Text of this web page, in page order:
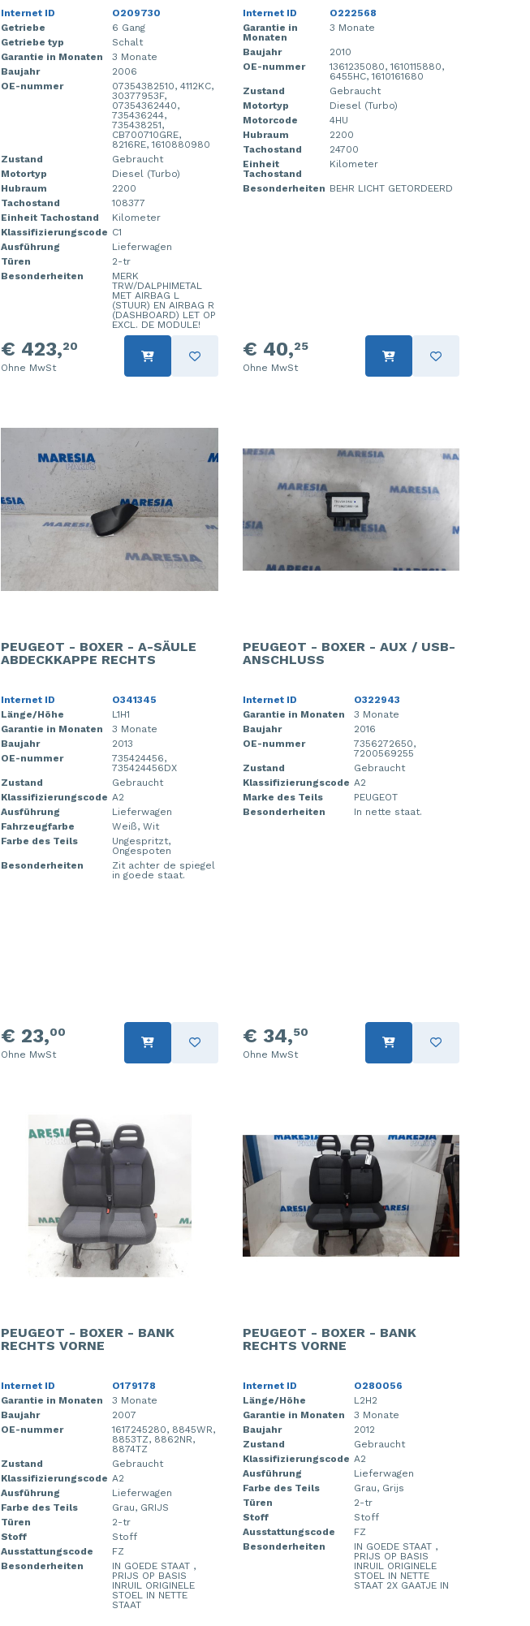
Internet ID
O209730
Getriebe
6 Gang
Getriebe typ
Schalt
Garantie in Monaten
3 Monate
Baujahr
2006
OE-nummer
07354382510, 4112KC,
30377953F,
07354362440,
735436244,
735438251,
CB700710GRE,
8216RE, 1610880980
Zustand
Gebraucht
Motortyp
Diesel (Turbo)
Hubraum
2200
Tachostand
108377
Einheit Tachostand
Kilometer
Klassifizierungscode C1
Ausführung
Lieferwagen
Türen
2-tr
Besonderheiten
MERK
TRW/DALPHIMETAL
MET AIRBAG L
(STUUR) EN AIRBAG R
(DASHBOARD) LET OP
EXCL. DE MODULE!
€ 423,20
Ohne MwSt
Internet ID
O222568
Garantie in
Monaten
3 Monate
Baujahr
2010
OE-nummer
1361235080, 1610115880,
6455HC, 1610161680
Zustand
Gebraucht
Motortyp
Diesel (Turbo)
Motorcode
4HU
Hubraum
2200
Tachostand
24700
Einheit
Tachostand
Kilometer
Besonderheiten BEHR LICHT GETORDEERD
€ 40,25
Ohne MwSt
PEUGEOT - BOXER - A-SÄULE
ABDECKKAPPE RECHTS
Internet ID
O341345
Länge/Höhe
L1H1
Garantie in Monaten
3 Monate
Baujahr
2013
OE-nummer
735424456,
735424456DX
Zustand
Gebraucht
Klassifizierungscode A2
Ausführung
Lieferwagen
Fahrzeugfarbe
Weiß, Wit
Farbe des Teils
Ungespritzt,
Ongespoten
Besonderheiten
Zit achter de spiegel
in goede staat.
€ 23,00
Ohne MwSt
PEUGEOT - BOXER - AUX / USB-
ANSCHLUSS
Internet ID
O322943
Garantie in Monaten
3 Monate
Baujahr
2016
OE-nummer
7356272650,
7200569255
Zustand
Gebraucht
Klassifizierungscode A2
Marke des Teils
PEUGEOT
Besonderheiten
In nette staat.
€ 34,50
Ohne MwSt
PEUGEOT - BOXER - BANK
RECHTS VORNE
Internet ID
O179178
Garantie in Monaten
3 Monate
Baujahr
2007
OE-nummer
1617245280, 8845WR,
8853TZ, 8862NR,
8874TZ
Zustand
Gebraucht
Klassifizierungscode A2
Ausführung
Lieferwagen
Farbe des Teils
Grau, GRIJS
Türen
2-tr
Stoff
Stoff
Ausstattungscode
FZ
Besonderheiten
IN GOEDE STAAT ,
PRIJS OP BASIS
INRUIL ORIGINELE
STOEL IN NETTE
STAAT
PEUGEOT - BOXER - BANK
RECHTS VORNE
Internet ID
O280056
Länge/Höhe
L2H2
Garantie in Monaten
3 Monate
Baujahr
2012
Zustand
Gebraucht
Klassifizierungscode A2
Ausführung
Lieferwagen
Farbe des Teils
Grau, Grijs
Türen
2-tr
Stoff
Stoff
Ausstattungscode
FZ
Besonderheiten
IN GOEDE STAAT ,
PRIJS OP BASIS
INRUIL ORIGINELE
STOEL IN NETTE
STAAT 2X GAATJE IN